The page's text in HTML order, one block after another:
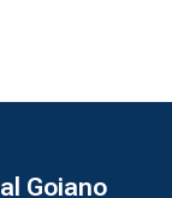
Goiano